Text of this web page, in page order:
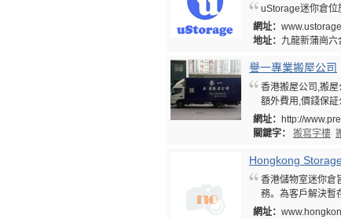
uStorage迷你倉位
網址：
地址： 九龍新蒲崗
譽一專業搬屋公司
香港搬屋公司,搬
額外費用,價錢保
網址：
http://
關鍵字：
搬寫字樓
Hongkong
香港儲物室迷你倉
務。為客戶解決暫
網址：